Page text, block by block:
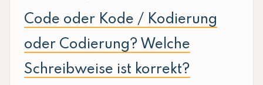
Code oder Kode / Kodierung
oder Codierung? Welche
Schreibweise ist korrekt?